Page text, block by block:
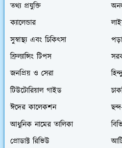
তথ্য প্রযুক্তি
ক্যালেন্ডার
সুস্বাস্থ্য এবং চিকিৎসা
ফ্রিল্যান্সিং টিপস
জনপ্রিয় ও সেরা
টিউটোরিয়াল গাইড
ঈদের কালেকশন
আধুনিক নামের তালিকা
প্রোডাক্ট রিভিউ